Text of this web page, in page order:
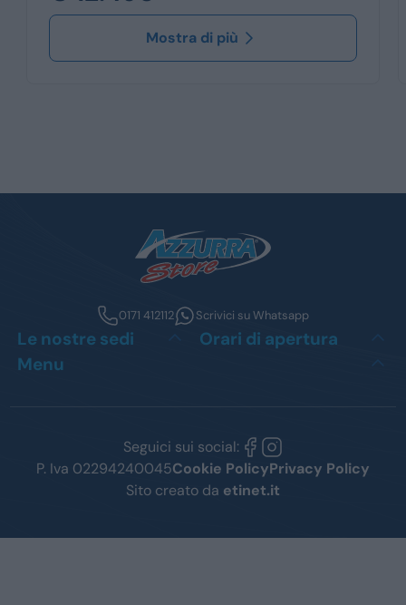
Mostra di più
0171 412112 Scrivici su Whatsapp
Le nostre sedi
Orari di apertura
Menu
Seguici sui social:
P. Iva 02294240045Cookie PolicyPrivacy Policy
Sito creato da etinet.it